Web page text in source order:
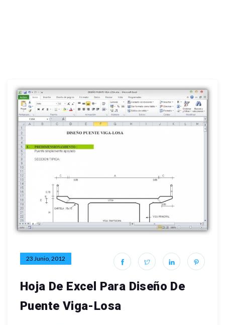
23 Junio, 2012
Hoja De Excel Para Diseño De
Puente Viga-Losa